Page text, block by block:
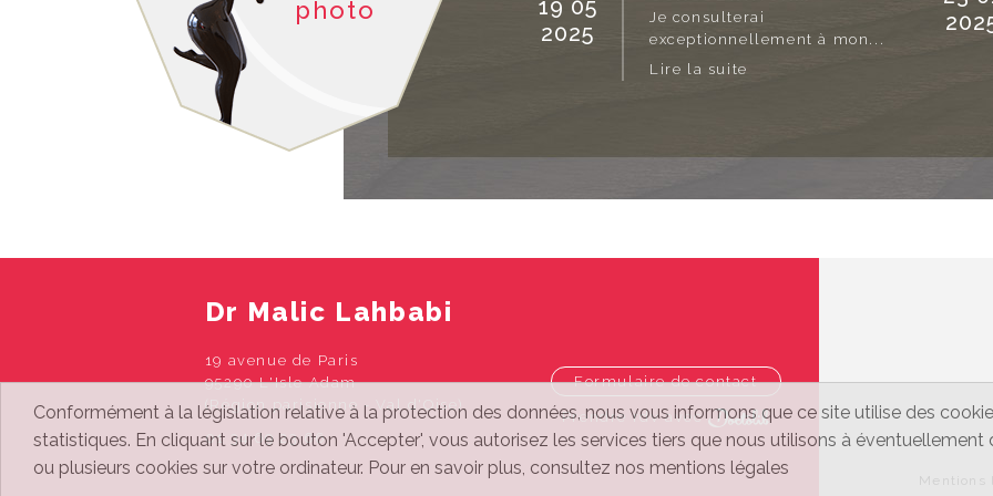
photo
2020
du site URGOTOUCH...
19 05
2025
Je consulterai
exceptionnellement à mon...
Lire la suite
Dr Malic Lahbabi
19 avenue de Paris
95290 L'Isle Adam
(Région parisienne - Val d'Oise)
01 34 69 23 66
Formulaire de contact
Prendre rdv avec
Mentions
Conformément à la législation relative à la protection des données, nous vous informons que ce site utilise des
statistiques. En cliquant sur le bouton 'Accepter', vous autorisez les services tiers que nous utilisons à éventuellement
ou plusieurs cookies sur votre ordinateur. Pour en savoir plus, consultez nos mentions légales